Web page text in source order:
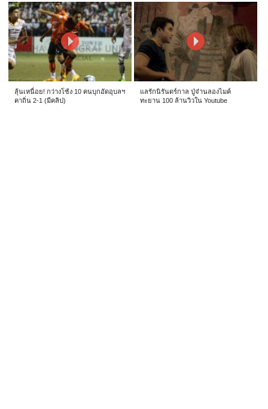
ลุ้นเหนื่อย! กว่างโซ้ง 10 คนบุกอัดอุบลฯ
คาถิ่น 2-1 (มีคลิป)
แลรักนิรันดร์กาล ปู่จ๋านลองไมค์
ทะยาน 100 ล้านวิวใน Youtube